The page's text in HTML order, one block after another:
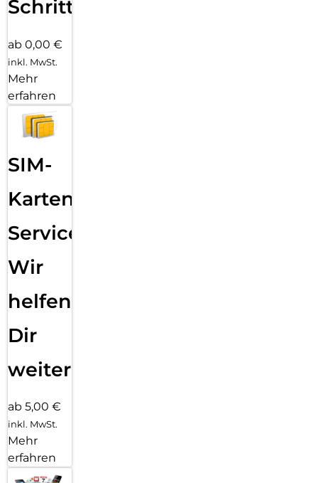
Schritten
ab 0,00 €
inkl. MwSt.
Mehr
erfahren
SIM-
Karten
Service:
Wir
helfen
Dir
weiter
ab 5,00 €
inkl. MwSt.
Mehr
erfahren